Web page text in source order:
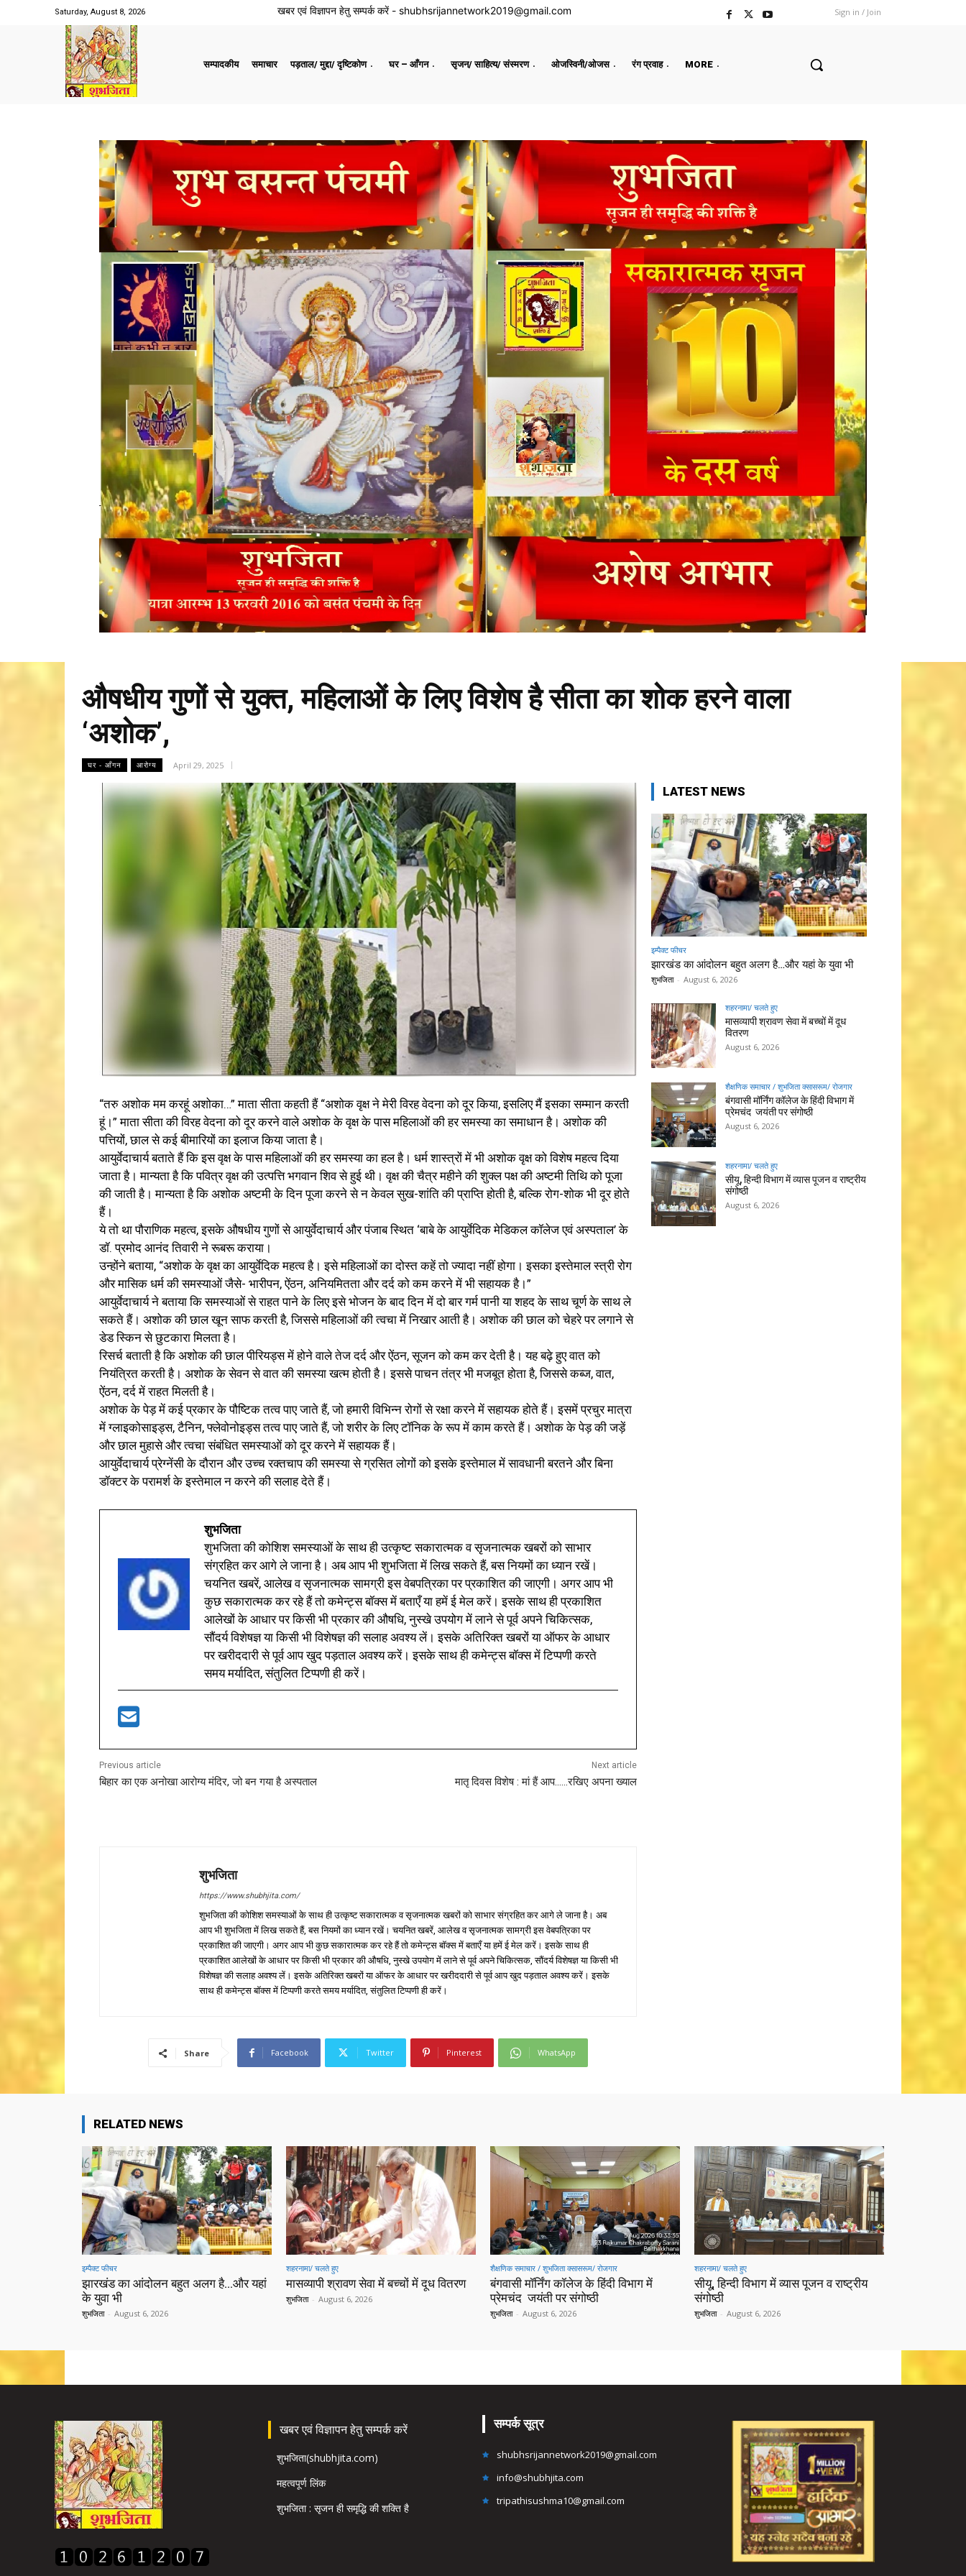
Saturday, August 8, 2026 खबर एवं विज्ञापन हेतु सम्पर्क करें - shubhsrijannetwork2019@gmail.com Sign in / Join
सम्पादकीय समाचार पड़ताल/ मुद्दा/ दृष्टिकोण घर – आँगन सृजन/ साहित्य/ संस्मरण ओजस्विनी/ओजस रंग प्रवाह MORE
औषधीय गुणों से युक्त, महिलाओं के लिए विशेष है सीता का शोक हरने वाला
‘अशोक’,
घर - आँगन आरोग्य April 29, 2025
“तरु अशोक मम करहूं अशोका…” माता सीता कहती हैं “अशोक वृक्ष ने मेरी विरह वेदना को दूर किया, इसलिए मैं इसका सम्मान करती
हूं।” माता सीता की विरह वेदना को दूर करने वाले अशोक के वृक्ष के पास महिलाओं की हर समस्या का समाधान है। अशोक की
पत्तियों, छाल से कई बीमारियों का इलाज किया जाता है।
आयुर्वेदाचार्य बताते हैं कि इस वृक्ष के पास महिलाओं की हर समस्या का हल है। धर्म शास्त्रों में भी अशोक वृक्ष को विशेष महत्व दिया
जाता है। मान्यता है कि पवित्र वृक्ष की उत्पत्ति भगवान शिव से हुई थी। वृक्ष की चैत्र महीने की शुक्ल पक्ष की अष्टमी तिथि को पूजा
की जाती है। मान्यता है कि अशोक अष्टमी के दिन पूजा करने से न केवल सुख-शांति की प्राप्ति होती है, बल्कि रोग-शोक भी दूर होते
हैं।
ये तो था पौराणिक महत्व, इसके औषधीय गुणों से आयुर्वेदाचार्य और पंजाब स्थित ‘बाबे के आयुर्वेदिक मेडिकल कॉलेज एवं अस्पताल’ के
डॉ. प्रमोद आनंद तिवारी ने रूबरू कराया।
उन्होंने बताया, “अशोक के वृक्ष का आयुर्वेदिक महत्व है। इसे महिलाओं का दोस्त कहें तो ज्यादा नहीं होगा। इसका इस्तेमाल स्त्री रोग
और मासिक धर्म की समस्याओं जैसे- भारीपन, ऐंठन, अनियमितता और दर्द को कम करने में भी सहायक है।”
आयुर्वेदाचार्य ने बताया कि समस्याओं से राहत पाने के लिए इसे भोजन के बाद दिन में दो बार गर्म पानी या शहद के साथ चूर्ण के साथ ले
सकते हैं। अशोक की छाल खून साफ करती है, जिससे महिलाओं की त्वचा में निखार आती है। अशोक की छाल को चेहरे पर लगाने से
डेड स्किन से छुटकारा मिलता है।
रिसर्च बताती है कि अशोक की छाल पीरियड्स में होने वाले तेज दर्द और ऐंठन, सूजन को कम कर देती है। यह बढ़े हुए वात को
नियंत्रित करती है। अशोक के सेवन से वात की समस्या खत्म होती है। इससे पाचन तंत्र भी मजबूत होता है, जिससे कब्ज, वात,
ऐंठन, दर्द में राहत मिलती है।
अशोक के पेड़ में कई प्रकार के पौष्टिक तत्व पाए जाते हैं, जो हमारी विभिन्न रोगों से रक्षा करने में सहायक होते हैं। इसमें प्रचुर मात्रा
में ग्लाइकोसाइड्स, टैनिन, फ्लेवोनोइड्स तत्व पाए जाते हैं, जो शरीर के लिए टॉनिक के रूप में काम करते हैं। अशोक के पेड़ की जड़ें
और छाल मुहासे और त्वचा संबंधित समस्याओं को दूर करने में सहायक हैं।
आयुर्वेदाचार्य प्रेग्नेंसी के दौरान और उच्च रक्तचाप की समस्या से ग्रसित लोगों को इसके इस्तेमाल में सावधानी बरतने और बिना
डॉक्टर के परामर्श के इस्तेमाल न करने की सलाह देते हैं।
शुभजिता
शुभजिता की कोशिश समस्याओं के साथ ही उत्कृष्ट सकारात्मक व सृजनात्मक खबरों को साभार
संग्रहित कर आगे ले जाना है। अब आप भी शुभजिता में लिख सकते हैं, बस नियमों का ध्यान रखें।
चयनित खबरें, आलेख व सृजनात्मक सामग्री इस वेबपत्रिका पर प्रकाशित की जाएगी। अगर आप भी
कुछ सकारात्मक कर रहे हैं तो कमेन्ट्स बॉक्स में बताएँ या हमें ई मेल करें। इसके साथ ही प्रकाशित
आलेखों के आधार पर किसी भी प्रकार की औषधि, नुस्खे उपयोग में लाने से पूर्व अपने चिकित्सक,
सौंदर्य विशेषज्ञ या किसी भी विशेषज्ञ की सलाह अवश्य लें। इसके अतिरिक्त खबरों या ऑफर के आधार
पर खरीददारी से पूर्व आप खुद पड़ताल अवश्य करें। इसके साथ ही कमेन्ट्स बॉक्स में टिप्पणी करते
समय मर्यादित, संतुलित टिप्पणी ही करें।
Previous article
बिहार का एक अनोखा आरोग्य मंदिर, जो बन गया है अस्पताल
Next article
मातृ दिवस विशेष : मां हैं आप……रखिए अपना ख्याल
शुभजिता
https://www.shubhjita.com/
शुभजिता की कोशिश समस्याओं के साथ ही उत्कृष्ट सकारात्मक व सृजनात्मक खबरों को साभार संग्रहित कर आगे ले जाना है। अब
आप भी शुभजिता में लिख सकते हैं, बस नियमों का ध्यान रखें। चयनित खबरें, आलेख व सृजनात्मक सामग्री इस वेबपत्रिका पर
प्रकाशित की जाएगी। अगर आप भी कुछ सकारात्मक कर रहे हैं तो कमेन्ट्स बॉक्स में बताएँ या हमें ई मेल करें। इसके साथ ही
प्रकाशित आलेखों के आधार पर किसी भी प्रकार की औषधि, नुस्खे उपयोग में लाने से पूर्व अपने चिकित्सक, सौंदर्य विशेषज्ञ या किसी भी
विशेषज्ञ की सलाह अवश्य लें। इसके अतिरिक्त खबरों या ऑफर के आधार पर खरीददारी से पूर्व आप खुद पड़ताल अवश्य करें। इसके
साथ ही कमेन्ट्स बॉक्स में टिप्पणी करते समय मर्यादित, संतुलित टिप्पणी ही करें।
Share Facebook Twitter Pinterest WhatsApp
LATEST NEWS
इम्पैक्ट फीचर
झारखंड का आंदोलन बहुत अलग है…और यहां के युवा भी
शुभजिता - August 6, 2026
शहरनामा/ चलते हुए
मासव्यापी श्रावण सेवा में बच्चों में दूध
वितरण
August 6, 2026
शैक्षणिक समाचार / शुभजिता क्सासरूम/ रोजगार
बंगवासी मॉर्निंग कॉलेज के हिंदी विभाग में
प्रेमचंद जयंती पर संगोष्ठी
August 6, 2026
शहरनामा/ चलते हुए
सीयू, हिन्दी विभाग में व्यास पूजन व राष्ट्रीय
संगोष्ठी
August 6, 2026
RELATED NEWS
इम्पैक्ट फीचर
झारखंड का आंदोलन बहुत अलग है…और यहां
के युवा भी
शुभजिता - August 6, 2026
शहरनामा/ चलते हुए
मासव्यापी श्रावण सेवा में बच्चों में दूध वितरण
शुभजिता - August 6, 2026
शैक्षणिक समाचार / शुभजिता क्सासरूम/ रोजगार
बंगवासी मॉर्निंग कॉलेज के हिंदी विभाग में
प्रेमचंद जयंती पर संगोष्ठी
शुभजिता - August 6, 2026
शहरनामा/ चलते हुए
सीयू, हिन्दी विभाग में व्यास पूजन व राष्ट्रीय
संगोष्ठी
शुभजिता - August 6, 2026
खबर एवं विज्ञापन हेतु सम्पर्क करें
शुभजिता(shubhjita.com)
महत्वपूर्ण लिंक
शुभजिता : सृजन ही समृद्धि की शक्ति है
सम्पर्क सूत्र
shubhsrijannetwork2019@gmail.com
info@shubhjita.com
tripathisushma10@gmail.com